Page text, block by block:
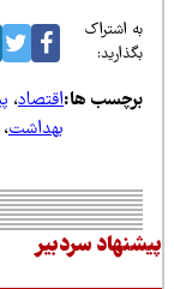
اشتراک
ها:اقتصاد،پیری
بهداشت،
سردبیر